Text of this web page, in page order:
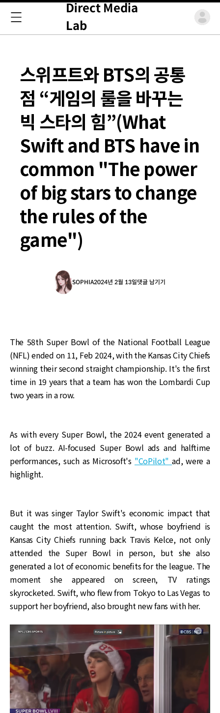
Direct Media
Lab
스위프트와 BTS의 공통
점 “게임의 룰을 바꾸는
빅 스타의 힘”(What
Swift and BTS have in
common "The power
of big stars to change
the rules of the
game")
SOPHIA2024년 2월 13일댓글 남기기
The 58th Super Bowl of the National Football League
(NFL) ended on 11, Feb 2024, with the Kansas City Chiefs
winning their second straight championship. It's the first
time in 19 years that a team has won the Lombardi Cup
two years in a row.
As with every Super Bowl, the 2024 event generated a
lot of buzz. AI-focused Super Bowl ads and halftime
performances, such as Microsoft's "CoPilot"ad, were a
highlight.
But it was singer Taylor Swift's economic impact that
caught the most attention. Swift, whose boyfriend is
Kansas City Chiefs running back Travis Kelce, not only
attended the Super Bowl in person, but she also
generated a lot of economic benefits for the league. The
moment she appeared on screen, TV ratings
skyrocketed. Swift, who flew from Tokyo to Las Vegas to
support her boyfriend, also brought new fans with her.